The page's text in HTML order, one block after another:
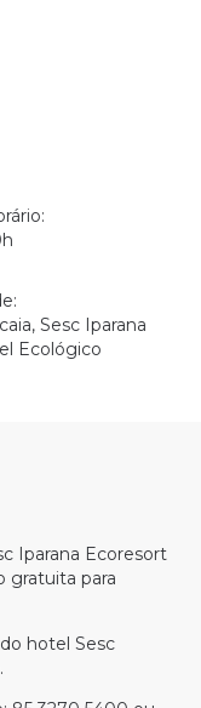
Sesc Iparana
Ecológico
Iparana Ecoresort
gratuita para
hotel Sesc